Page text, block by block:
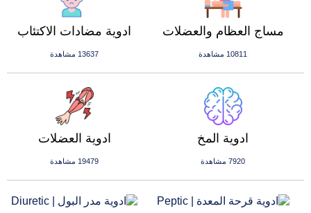
ادوية مضادات الاكتئاب
13637 مشاهدة
مساج العظام والعضلات
10811 مشاهدة
ادوية العضلات
19479 مشاهدة
ادوية المخ
7920 مشاهدة